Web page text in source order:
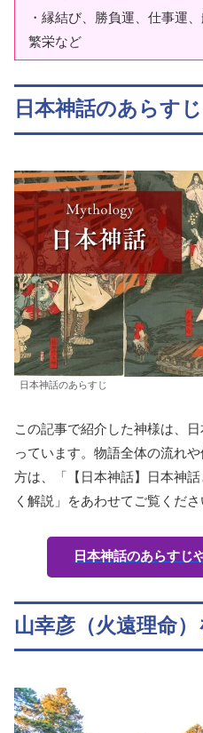
・縁結び、勝負運、仕事運
繁栄など
日本神話のあらすじ
日本神話のあらすじ
この記事で紹介した神様は、
っています。物語全体の流れ
方は、「【日本神話】日本神
く解説」をあわせてご覧くださ
日本神話のあらすじ
山幸彦（火遠理命